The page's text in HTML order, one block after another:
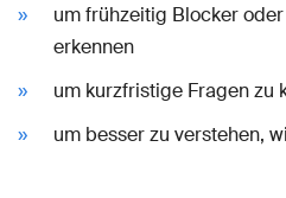
um frühzeitig Blocker
erkennen
um kurzfristige Fragen zu
um besser zu verstehen,